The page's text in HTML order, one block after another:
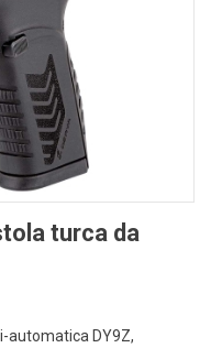
turca da
automatica DY9Z,